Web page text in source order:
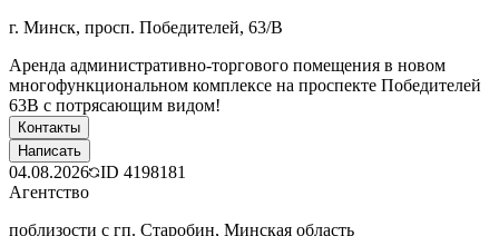
г. Минск, просп. Победителей, 63/В
Аренда административно-торгового помещения в новом
многофункциональном комплексе на проспекте Победителей
63В с потрясающим видом!
Контакты
Написать
04.08.2026 ID 4198181
Агентство
поблизости с гп. Старобин, Минская область